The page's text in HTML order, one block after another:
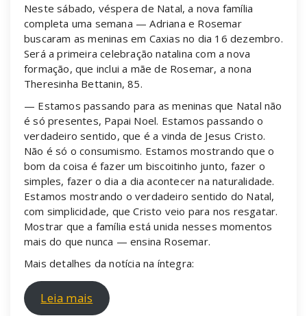
Neste sábado, véspera de Natal, a nova família
completa uma semana — Adriana e Rosemar
buscaram as meninas em Caxias no dia 16 dezembro.
Será a primeira celebração natalina com a nova
formação, que inclui a mãe de Rosemar, a nona
Theresinha Bettanin, 85.
— Estamos passando para as meninas que Natal não
é só presentes, Papai Noel. Estamos passando o
verdadeiro sentido, que é a vinda de Jesus Cristo.
Não é só o consumismo. Estamos mostrando que o
bom da coisa é fazer um biscoitinho junto, fazer o
simples, fazer o dia a dia acontecer na naturalidade.
Estamos mostrando o verdadeiro sentido do Natal,
com simplicidade, que Cristo veio para nos resgatar.
Mostrar que a família está unida nesses momentos
mais do que nunca — ensina Rosemar.
Mais detalhes da notícia na íntegra:
Leia mais